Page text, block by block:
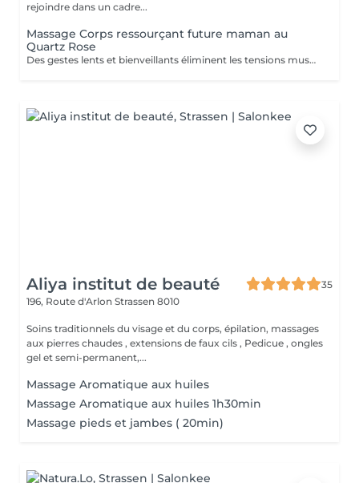
rejoindre dans un cadre...
Massage Corps ressourçant future maman au
Quartz Rose
Des gestes lents et bienveillants éliminent les tensions musculaires et allègent les jambes. Spécialement conçu pour la future maman, ce soin massant permet un lâcher prise absolu. Un moment de pur plaisir.
Aliya institut de beauté
35
196, Route d'Arlon Strassen 8010
Soins traditionnels du visage et du corps, épilation, massages
aux pierres chaudes , extensions de faux cils , Pedicue , ongles
gel et semi-permanent,...
Massage Aromatique aux huiles
Massage Aromatique aux huiles 1h30min
Massage pieds et jambes ( 20min)